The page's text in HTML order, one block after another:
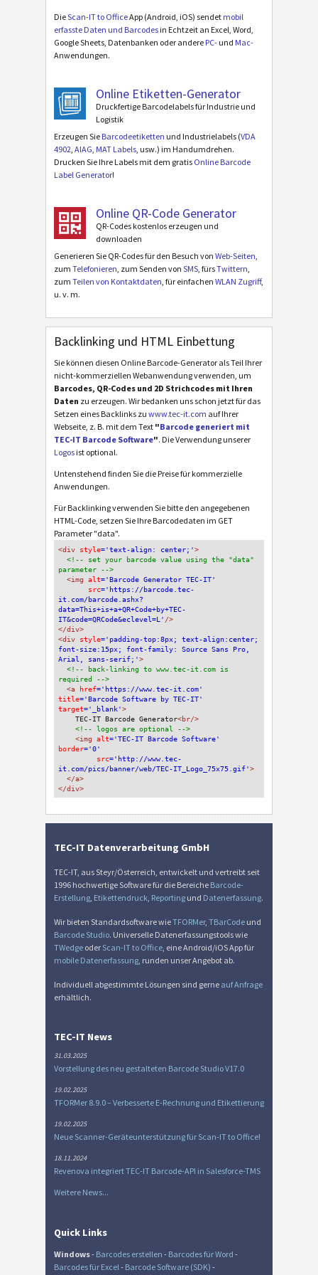
DieScan-IT to OfficeApp (Android, iOS) sendet mobil
erfasste Daten und Barcodes in Echtzeit an Excel, Word,
Google Sheets, Datenbanken oder andere PC- und Mac-
Anwendungen.
Online Etiketten-Generator
Druckfertige Barcodelabels für Industrie und
Logistik
Erzeugen Sie Barcodeetiketten und Industrielabels (VDA
4902 AIAG MAT Labels , usw.) im Handumdrehen.
Drucken Sie Ihre Labels mit dem gratis Online Barcode
Label Generator!
Online QR-Code Generator
QR-Codes kostenlos erzeugen und
downloaden
Generieren Sie QR-Codes für den Besuch von Web-Seiten
zum Telefonieren , zum Senden von SMS , fürsTwittern
zum Teilen von Kontaktdaten , für einfachen WLAN Zugriff,
u. v. m.
Backlinking und HTML Einbettung
Sie können diesen Online Barcode-Generator als Teil Ihrer
nicht-kommerziellen Webanwendung verwenden, um
Barcodes, QR-Codes und 2D Strichcodes mit Ihren
Daten zu erzeugen. Wir bedanken uns schon jetzt für das
Setzen eines Backlinks zu www.tec-it.com auf Ihrer
Webseite, z. B. mit dem Text "Barcode generiert mit
TEC-IT Barcode Software". Die Verwendung unserer
Logos ist optional.
Untenstehend finden Sie die Preise für kommerzielle
Anwendungen.
Für Backlinking verwenden Sie bitte den angegebenen
HTML-Code, setzen Sie Ihre Barcodedaten im GET
Parameter "data".
<div style='text-align: center;'>
<!-- set your barcode value using the "data"
parameter -->
<img alt='Barcode Generator TEC-IT'
src='https://barcode.tec-
it.com/barcode.ashx?
data=This+is+a+QR+Code+by+TEC-
IT&code=QRCode&eclevel=L' />
</div>
<div style='padding-top:8px; text-align:center;
font-size:15px; font-family: Source Sans Pro,
Arial, sans-serif;'>
<!-- back-linking to www.tec-it.com is
required -->
<a href='https://www.tec-it.com'
title='Barcode Software by TEC-IT'
target='_blank'>
TEC-IT Barcode Generator<br/>
<!-- logos are optional -->
<img alt='TEC-IT Barcode Software'
border='0'
src='http://www.tec-
it.com/pics/banner/web/TEC-IT_Logo_75x75.gif'>
</a>
</div>
TEC-IT Datenverarbeitung GmbH
TEC-IT, aus Steyr/Österreich, entwickelt und vertreibt seit
1996 hochwertige Software für die Bereiche Barcode-
Erstellung Etikettendruck Reporting und Datenerfassung.
Wir bieten Standardsoftware wieTFORMer, TBarCode und
Barcode Studio. Universelle Datenerfassungstools wie
TWedge oder Scan-IT to Office , eine Android/iOS App für
mobile Datenerfassung , runden unser Angebot ab.
Individuell abgestimmte Lösungen sind gerne auf Anfrage
erhältlich.
TEC-IT News
31.03.2025
Vorstellung des neu gestalteten Barcode Studio V17.0
19.02.2025
TFORMer 8.9.0 – Verbesserte E-Rechnung und Etikettierung
19.02.2025
Neue Scanner-Geräteunterstützung für Scan-IT to Office!
18.11.2024
Revenova integriert TEC-IT Barcode-API in Salesforce-TMS
Weitere News...
Quick Links
Windows- Barcodes erstellen - Barcodes für Word -
Barcodes für Excel - Barcode Software (SDK) -